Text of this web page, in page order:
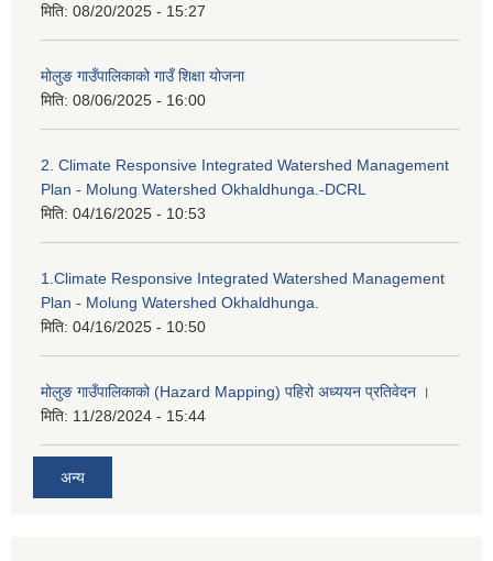
मिति: 08/20/2025 - 15:27
मोलुङ गाउँपालिकाको गाउँ शिक्षा योजना
मिति: 08/06/2025 - 16:00
2. Climate Responsive Integrated Watershed Management
Plan - Molung Watershed Okhaldhunga.-DCRL
मिति: 04/16/2025 - 10:53
1.Climate Responsive Integrated Watershed Management
Plan - Molung Watershed Okhaldhunga.
मिति: 04/16/2025 - 10:50
मोलुङ गाउँपालिकाको (Hazard Mapping) पहिरो अध्ययन प्रतिवेदन ।
मिति: 11/28/2024 - 15:44
अन्य